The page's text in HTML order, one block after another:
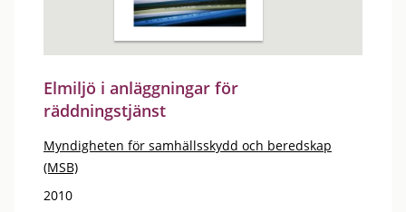
Elmiljö i anläggningar för
räddningstjänst
Myndigheten för samhällsskydd och beredskap
(MSB)
2010